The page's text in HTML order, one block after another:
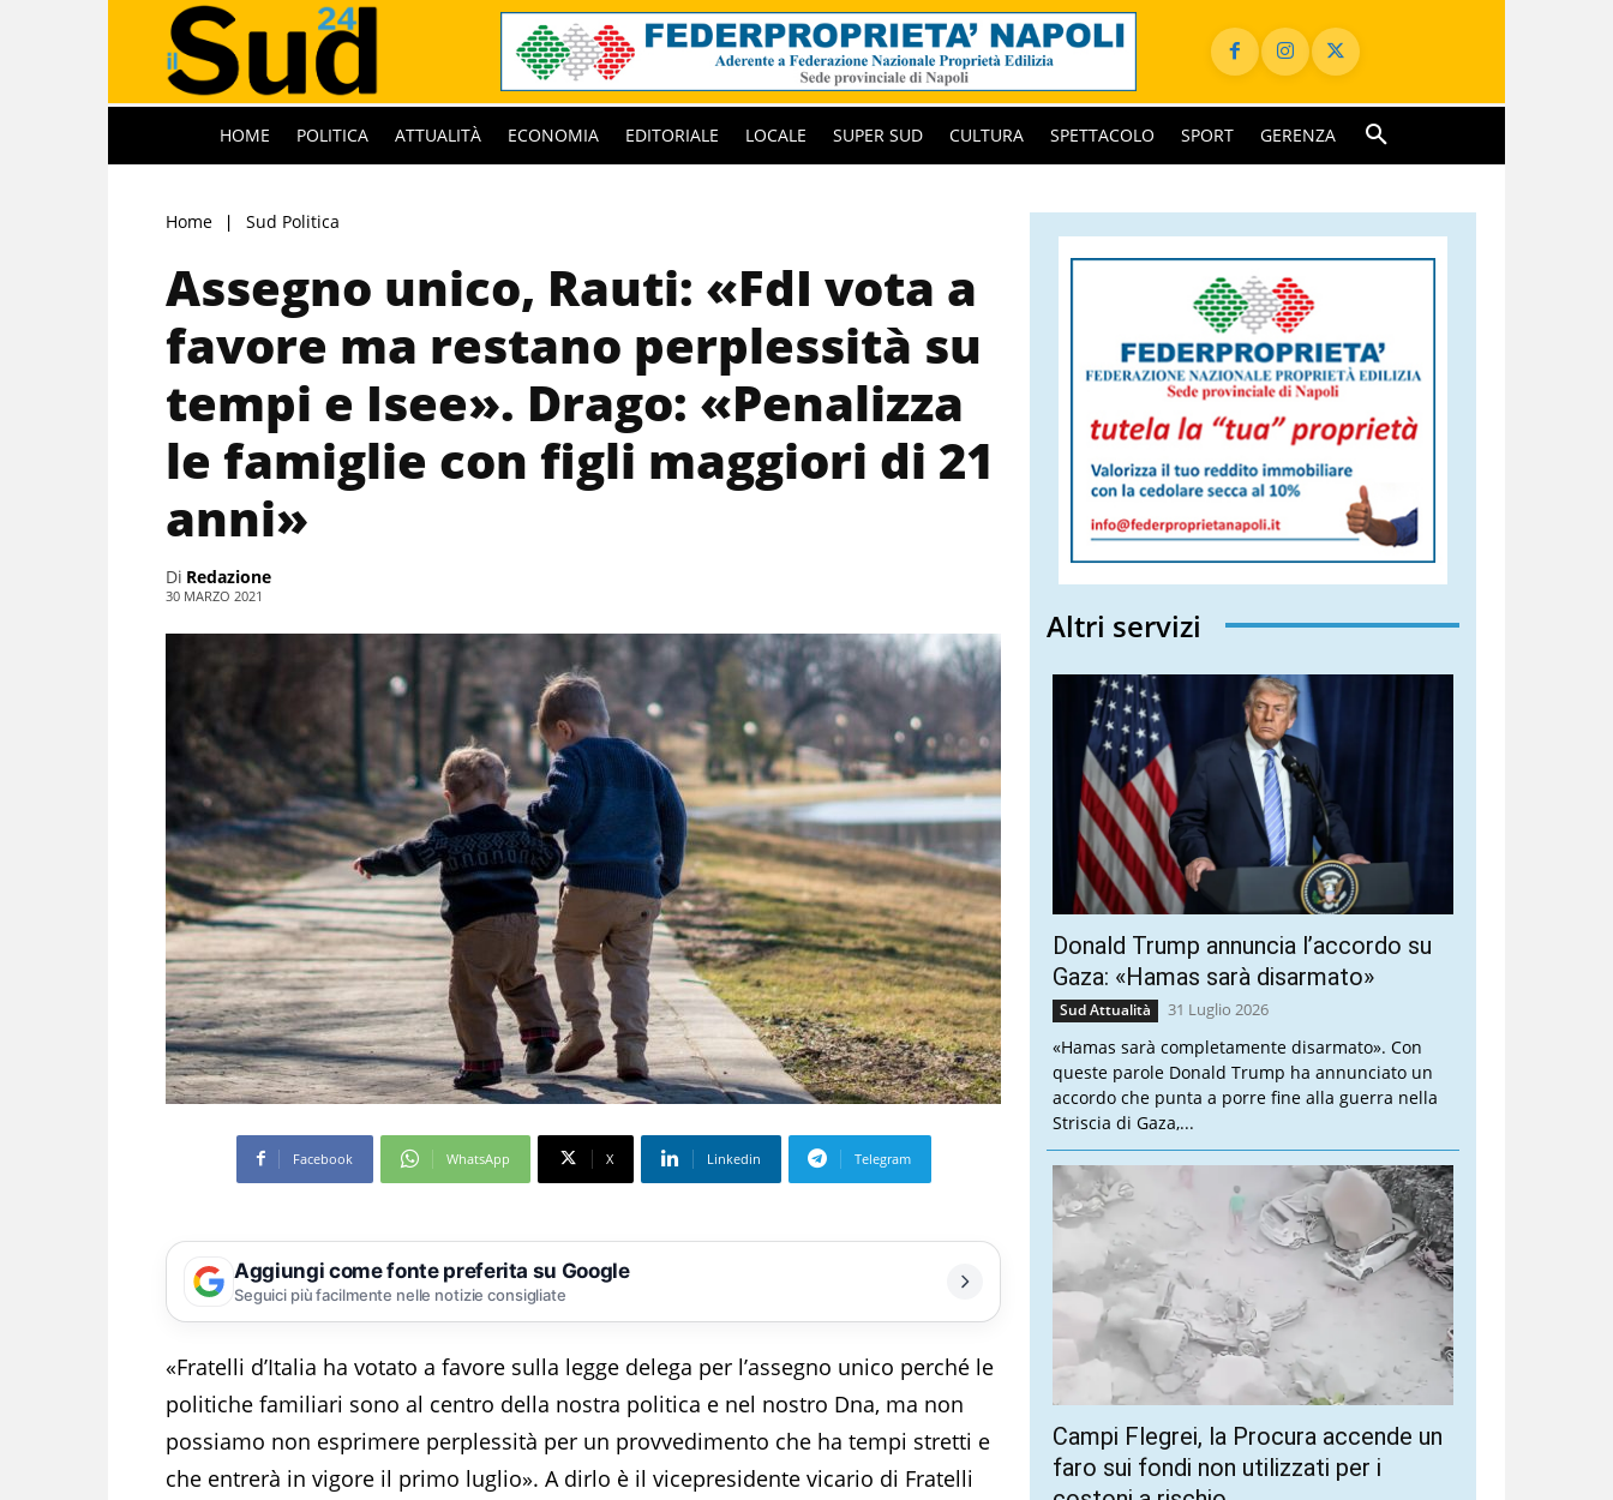
HOME POLITICA ATTUALITÀ ECONOMIA EDITORIALE LOCALE SUPER SUD CULTURA SPETTACOLO SPORT GERENZA
Home Sud Politica
Assegno unico, Rauti: «FdI vota a
favore ma restano perplessità su
tempi e Isee». Drago: «Penalizza
le famiglie con figli maggiori di 21
anni»
Di Redazione
30 MARZO 2021
Facebook WhatsApp X Linkedin Telegram
Aggiungi come fonte preferita su Google
Seguici più facilmente nelle notizie consigliate
«Fratelli d’Italia ha votato a favore sulla legge delega per l’assegno unico perché le
politiche familiari sono al centro della nostra politica e nel nostro Dna, ma non
possiamo non esprimere perplessità per un provvedimento che ha tempi stretti e
che entrerà in vigore il primo luglio». A dirlo è il vicepresidente vicario di Fratelli
Altri servizi
Donald Trump annuncia l’accordo su
Gaza: «Hamas sarà disarmato»
Sud Attualità 31 Luglio 2026
«Hamas sarà completamente disarmato». Con
queste parole Donald Trump ha annunciato un
accordo che punta a porre fine alla guerra nella
Striscia di Gaza,...
Campi Flegrei, la Procura accende un
faro sui fondi non utilizzati per i